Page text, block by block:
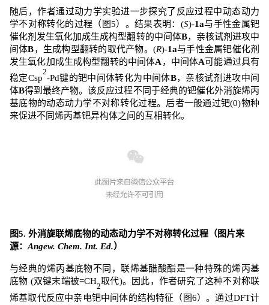
随后，作者通过动力学实验进一步探究了反应过程中动态动力
学不对称转化的过程（图5）。结果表明： (S)-1a与手性金属钯
催化剂发生氧化加成生成构型翻转的中间体B，亲核试剂进攻中
间体B，生成构型翻转的取代产物。 (R)-1a与手性金属钯催化剂
发生氧化加成生成构型翻转的中间体A，中间体A可能通过具有
稳定Csp
2
-Pd键的钯中间体转化为中间体B，亲核试剂进攻中间
体B得到最终产物。该反应过程不同于经典的钯催化外消旋烯丙
基底物的动态动力学不对称转化过程。后者一般通过钯(0)物种
来促进不同烯丙基钯异构体之间的互相转化。
图5. 外消旋联烯底物的动态动力学不对称转化过程 （图片来
源： Angew. Chem. Int. Ed.）
与经典的烯丙基底物不同，联烯基醋酸酯是一种特殊的烯丙基
底物 (双键末端被=CH
2
取代)。因此，作者研究了这种不对称联
烯基取代反应中亲电钯中间体的结构特征（图6）。通过DFT计